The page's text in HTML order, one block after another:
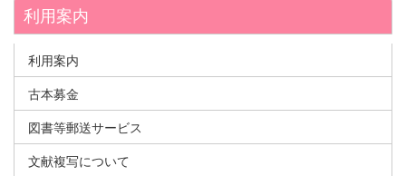
利用案内
利用案内
古本募金
図書等郵送サービス
文献複写について